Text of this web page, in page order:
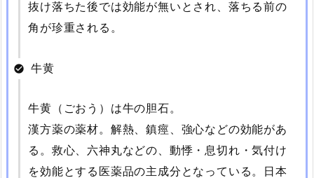
抜け落ちた後では効能が無いとされ、落ちる前の
角が珍重される。
牛黄
牛黄（ごおう）は牛の胆石。
漢方薬の薬材。解熱、鎮痙、強心などの効能があ
る。救心、六神丸などの、動悸・息切れ・気付け
を効能とする医薬品の主成分となっている。日本